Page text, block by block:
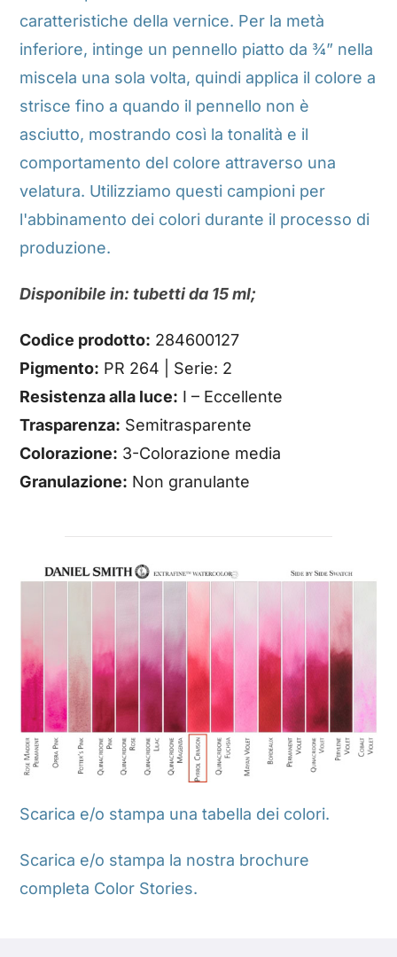
caratteristiche della vernice. Per la metà
inferiore, intinge un pennello piatto da ¾” nella
miscela una sola volta, quindi applica il colore a
strisce fino a quando il pennello non è
asciutto, mostrando così la tonalità e il
comportamento del colore attraverso una
velatura. Utilizziamo questi campioni per
l'abbinamento dei colori durante il processo di
produzione.
Disponibile in: tubetti da 15 ml;
Codice prodotto: 284600127
Pigmento: PR 264 | Serie: 2
Resistenza alla luce: I – Eccellente
Trasparenza: Semitrasparente
Colorazione: 3-Colorazione media
Granulazione: Non granulante
Scarica e/o stampa una tabella dei colori.
Scarica e/o stampa la nostra brochure
completa Color Stories.